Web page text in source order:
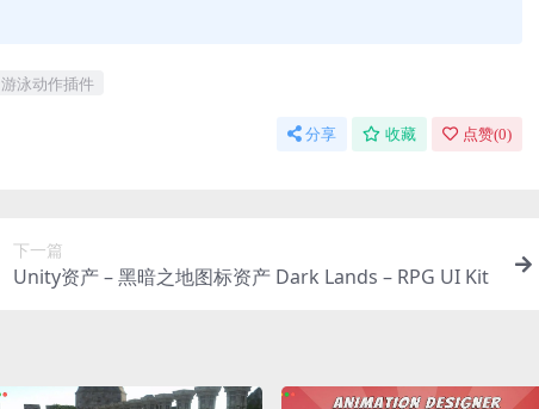
游泳动作插件
分享 收藏 点赞(0)
下一篇
Unity资产 – 黑暗之地图标资产 Dark Lands – RPG UI Kit